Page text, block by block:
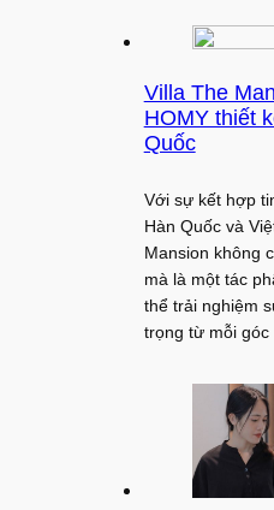
Villa The
HOMY thiết
Quốc
Với sự kết hợp
Hàn Quốc và
Mansion không
mà là một tác
thể trải nghiệm
trọng từ mỗi góc